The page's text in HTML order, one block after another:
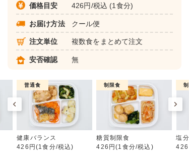
価格目安 426円/税込 (1食分)
お届け方法 クール便
注文単位 複数食をまとめて注文
安否確認 無
普通食
健康バランス
426円(1食分/税込)
制限食
糖質制限食
426円(1食分/税込)
塩